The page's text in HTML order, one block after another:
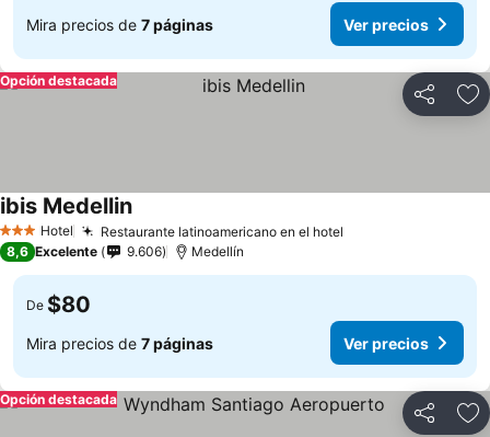
Mira precios de 7 páginas Ver precios
Compartir
Opción destacada
3 Estrellas
Hotel Restaurante latinoamericano en el hotel
ibis Medellin
8,6 Excelente 9.606 Medellín
De $80
Mira precios de 7 páginas Ver precios
Compartir
Opción destacada